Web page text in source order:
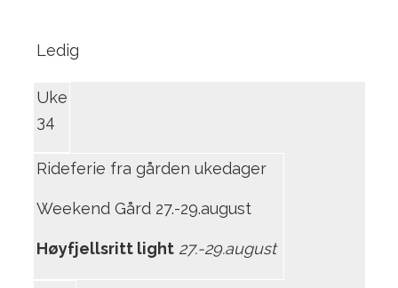
Ledig
Uke
34
Rideferie fra gården ukedager
Weekend Gård 27.-29.august
Høyfjellsritt light 27.-29.august